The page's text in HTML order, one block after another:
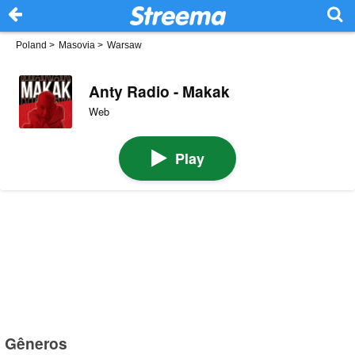
Poland > Masovia > Warsaw
Anty Radio - Makak
Web
Play
Gêneros